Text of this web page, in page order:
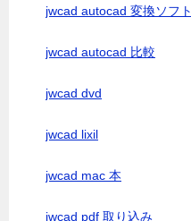
jwcad autocad 変換ソフト
jwcad autocad 比較
jwcad dvd
jwcad lixil
jwcad mac 本
jwcad pdf 取り込み